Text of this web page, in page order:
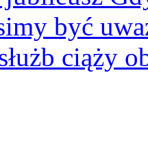
być
ciąży